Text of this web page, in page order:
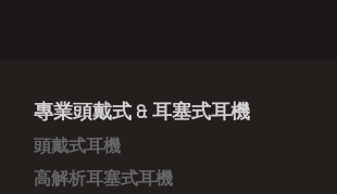
專業頭戴式 & 耳塞式耳機
頭戴式耳機
高解析耳塞式耳機